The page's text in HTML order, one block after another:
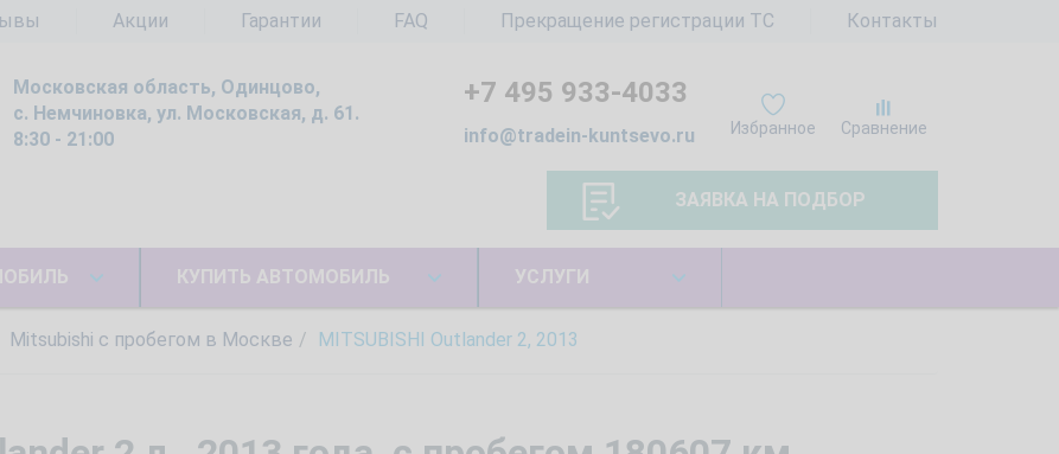
Акции Гарантии FAQ Прекращение регистрации ТС Контакты
Московская область, Одинцово,
с. Немчиновка, ул. Московская, д. 61.
8:30 - 21:00
Избранное Сравнение
+7 495 933-4033
info@tradein-kuntsevo.ru
ЗАЯВКА НА ПОДБОР
КУПИТЬ АВТОМОБИЛЬ УСЛУГИ
Mitsubishi с пробегом в Москве MITSUBISHI Outlander 2, 2013